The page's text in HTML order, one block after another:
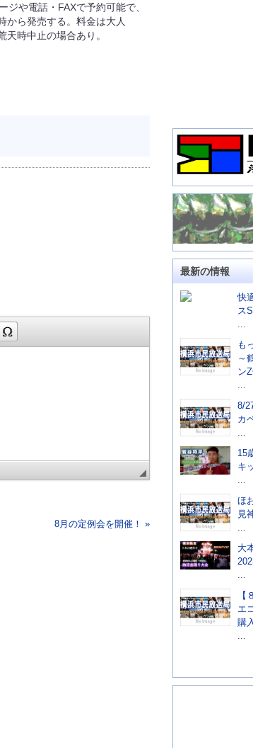
や電話・FAXで予約可能で、
から発売する。料金は大人
時中止の場合あり。
8月の定例会を開催！ »
最新の情報
快
ス
...
も
～
ン
...
8/
カ
...
15
キ
...
ほ
見
...
大
...
エ
購
...